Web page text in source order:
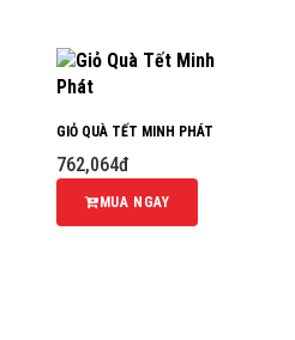
GIỎ QUÀ TẾT MINH PHÁT
762,064đ
MUA NGAY